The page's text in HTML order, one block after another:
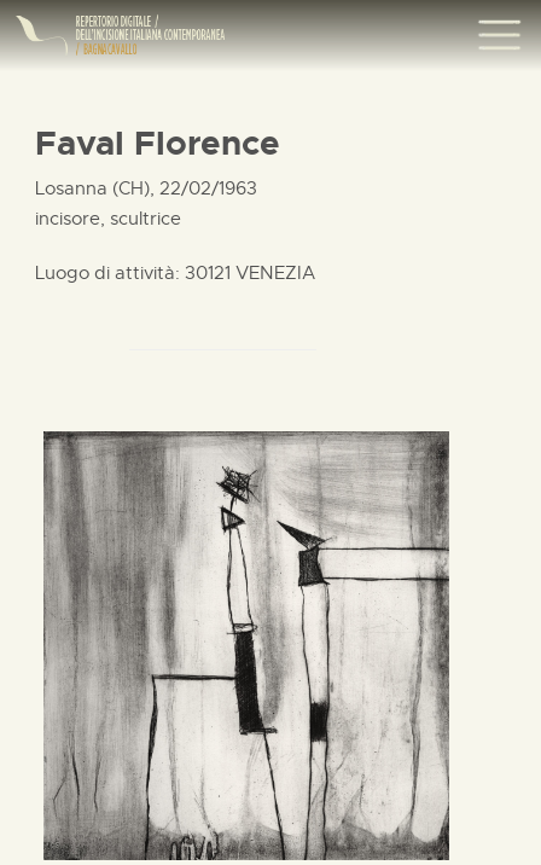
Faval Florence
Losanna (CH), 22/02/1963
incisore, scultrice
Luogo di attività: 30121 VENEZIA